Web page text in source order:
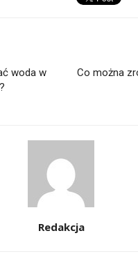
woda w
Co można
Redakcja